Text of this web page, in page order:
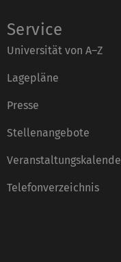
Service
Universität von A–Z
Lagepläne
Presse
Stellenangebote
Telefonverzeichnis